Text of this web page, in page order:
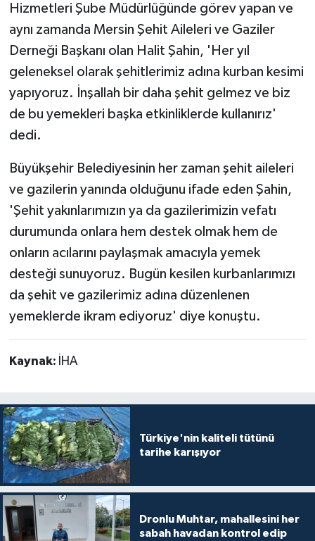
Hizmetleri Şube Müdürlüğünde görev yapan ve
aynı zamanda Mersin Şehit Aileleri ve Gaziler
Derneği Başkanı olan Halit Şahin, 'Her yıl
geleneksel olarak şehitlerimiz adına kurban kesimi
yapıyoruz. İnşallah bir daha şehit gelmez ve biz
de bu yemekleri başka etkinliklerde kullanırız'
dedi.
Büyükşehir Belediyesinin her zaman şehit aileleri
ve gazilerin yanında olduğunu ifade eden Şahin,
'Şehit yakınlarımızın ya da gazilerimizin vefatı
durumunda onlara hem destek olmak hem de
onların acılarını paylaşmak amacıyla yemek
desteği sunuyoruz. Bugün kesilen kurbanlarımızı
da şehit ve gazilerimiz adına düzenlenen
yemeklerde ikram ediyoruz' diye konuştu.
Kaynak: İHA
Türkiye'nin kaliteli tütünü
tarihe karışıyor
Dronlu Muhtar, mahallesini her
sabah havadan kontrol edip